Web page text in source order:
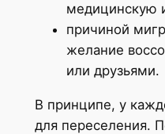
медицинскую
причиной
желание
или друзьями.
В принципе, у
для переселения.